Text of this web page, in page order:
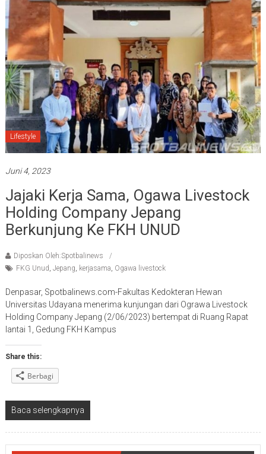
Lifestyle
Juni 4, 2023
Jajaki Kerja Sama, Ogawa Livestock
Holding Company Jepang
Berkunjung Ke FKH UNUD
Diposkan Oleh:Spotbalinews
FKG Unud, Jepang, kerjasama, Ogawa livestock
Denpasar, Spotbalinews.com-Fakultas Kedokteran Hewan
Universitas Udayana menerima kunjungan dari Ograwa Livestock
Holding Company Jepang (2/06/2023) bertempat di Ruang Rapat
lantai 1, Gedung FKH Kampus
Share this:
Berbagi
Baca selengkapnya